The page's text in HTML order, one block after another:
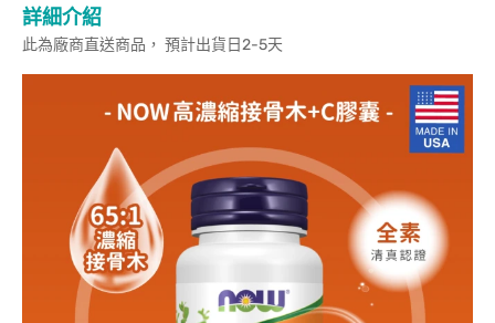
詳細介紹
此為廠商直送商品， 預計出貨日2-5天